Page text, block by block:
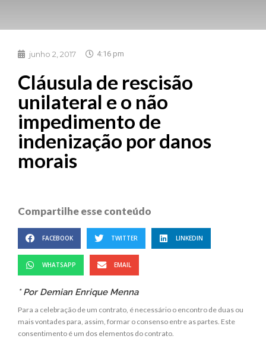
junho 2, 2017 4:16 pm
Cláusula de rescisão
unilateral e o não
impedimento de
indenização por danos
morais
Compartilhe esse conteúdo
FACEBOOK TWITTER LINKEDIN
WHATSAPP EMAIL
* Por Demian Enrique Menna
Para a celebração de um contrato, é necessário o encontro de duas ou
mais vontades para, assim, formar o consenso entre as partes. Este
consentimento é um dos elementos do contrato.